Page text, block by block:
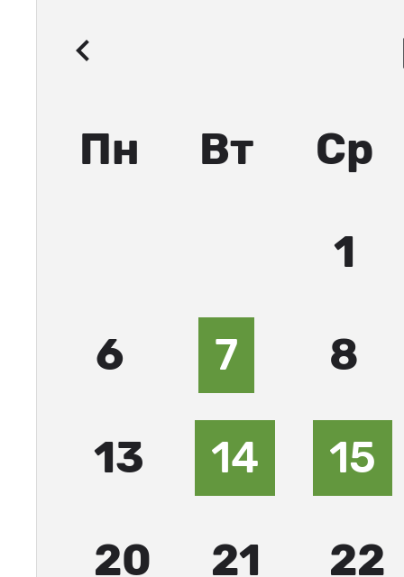
Пн
Вт
Ср
1
6
7
8
13
14
15
20
21 22